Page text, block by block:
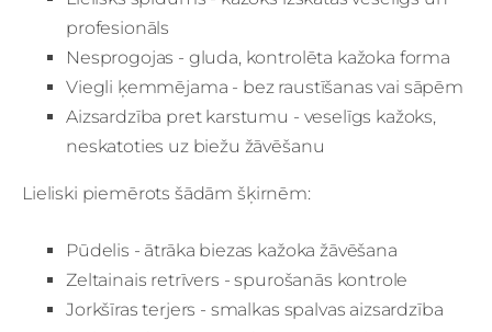
profesionāls
Nesprogojas - gluda, kontrolēta kažoka forma
Viegli ķemmējama - bez raustīšanas vai sāpēm
Aizsardzība pret karstumu - veselīgs kažoks,
neskatoties uz biežu žāvēšanu
Lieliski piemērots šādām šķirnēm:
Pūdelis - ātrāka biezas kažoka žāvēšana
Zeltainais retrīvers - spurošanās kontrole
Jorkšīras terjers - smalkas spalvas aizsardzība